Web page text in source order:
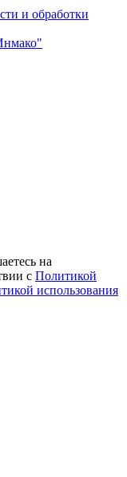
и обработки
на
с Политикой
использования